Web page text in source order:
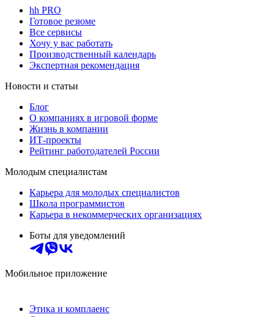
hh PRO
Готовое резюме
Все сервисы
Хочу у вас работать
Производственный календарь
Экспертная рекомендация
Новости и статьи
Блог
О компаниях в игровой форме
Жизнь в компании
ИТ-проекты
Рейтинг работодателей России
Молодым специалистам
Карьера для молодых специалистов
Школа программистов
Карьера в некоммерческих организациях
Боты для уведомлений
Мобильное приложение
Этика и комплаенс